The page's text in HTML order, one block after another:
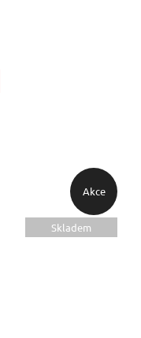
Akce
Skladem